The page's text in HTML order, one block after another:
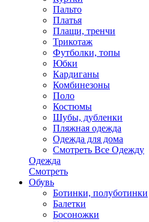
Пальто
Платья
Плащи, тренчи
Трикотаж
Футболки, топы
Юбки
Кардиганы
Комбинезоны
Поло
Костюмы
Шубы, дубленки
Пляжная одежда
Одежда для дома
Смотреть Все Одежду
Одежда
Смотреть
Обувь
Ботинки, полуботинки
Балетки
Босоножки